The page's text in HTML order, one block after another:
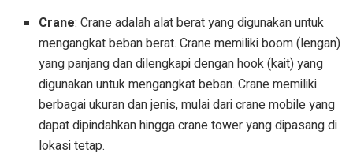
Crane: Crane adalah alat berat yang digunakan untuk
mengangkat beban berat. Crane memiliki boom (lengan)
yang panjang dan dilengkapi dengan hook (kait) yang
digunakan untuk mengangkat beban. Crane memiliki
berbagai ukuran dan jenis, mulai dari crane mobile yang
dapat dipindahkan hingga crane tower yang dipasang di
lokasi tetap.